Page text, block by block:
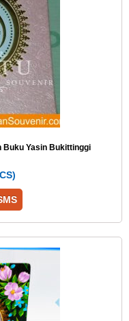
Buku Yasin Bukittinggi